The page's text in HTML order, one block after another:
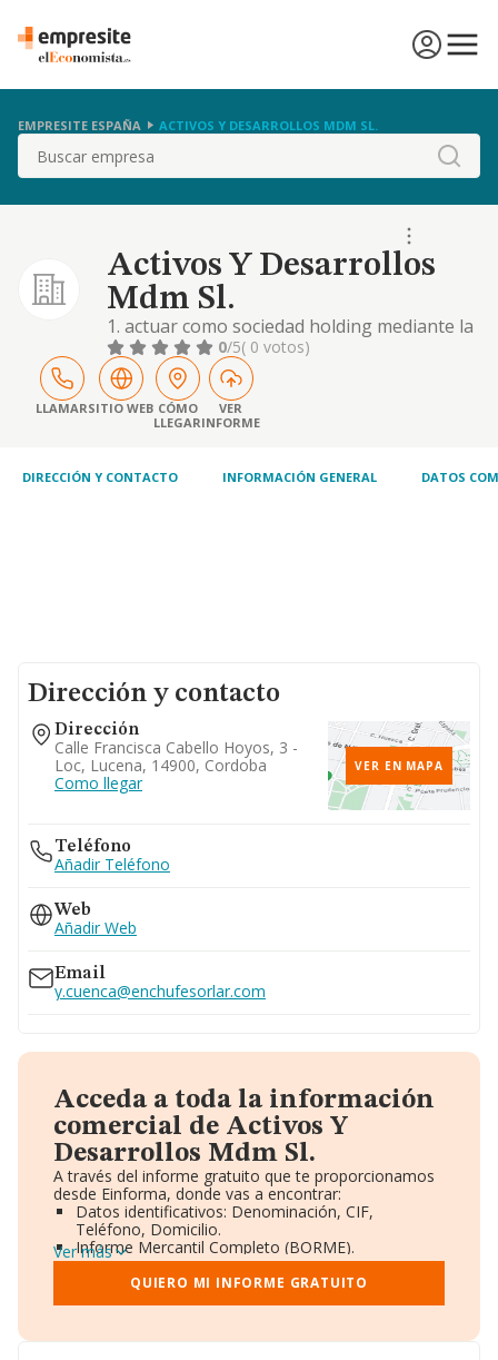
EMPRESITE ESPAÑA ACTIVOS Y DESARROLLOS MDM SL.
Buscar
Activos Y Desarrollos
Mdm Sl.
1. actuar como sociedad holding mediante la
participación en el capital de entidades
residentes y no residentes en territorio
español, dirigiendo y gestionando dichas
participaciones, así como la prestación de
servicios a las sociedades participadas,
administra
0/5( 0 votos)
LLAMARSITIO WEB CÓMO
LLEGAR
VER
INFORME
DIRECCIÓN Y CONTACTO INFORMACIÓN GENERAL DATOS
Dirección y contacto
Dirección
Calle Francisca Cabello Hoyos, 3 -
Loc, Lucena, 14900, Cordoba
Como llegar
VER EN MAPA
Teléfono
Añadir Teléfono
Web
Añadir Web
Email
y.cuenca@enchufesorlar.com
Acceda a toda la información
comercial de Activos Y
Desarrollos Mdm Sl.
A través del informe gratuito que te proporcionamos
desde Einforma, donde vas a encontrar:
Datos identificativos: Denominación, CIF,
Teléfono, Domicilio.
Informe Mercantil Completo (BORME).
Gráficos de Evolución Ventas y Empleados.
Consejo de Administración y Administradores.
Directivos y Ejecutivos.
Ver más
QUIERO MI INFORME GRATUITO